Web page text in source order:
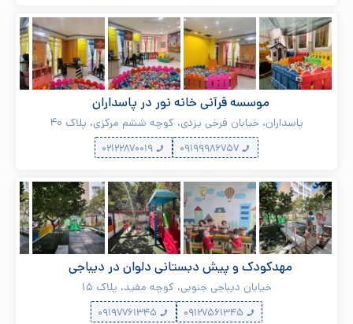
موسسه قرآنی خانه نور در پاسداران
پاسداران، خیابان فرخی یزدی، کوچه ششم مرکزی، پلاک ۴۰
مهدکودک و پیش دبستانی دلوان در دیباجی
خیابان دیباجی جنوبی، کوچه مفید، پلاک ۱۵